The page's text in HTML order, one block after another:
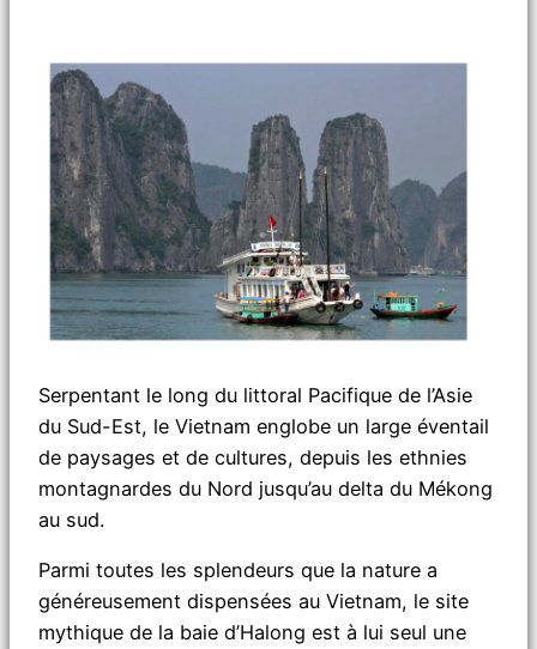
Serpentant le long du littoral Pacifique de l’Asie
du Sud-Est, le Vietnam englobe un large éventail
de paysages et de cultures, depuis les ethnies
montagnardes du Nord jusqu’au delta du Mékong
au sud.
Parmi toutes les splendeurs que la nature a
généreusement dispensées au Vietnam, le site
mythique de la baie d’Halong est à lui seul une